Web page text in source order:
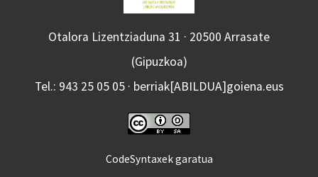
Otalora Lizentziaduna 31 · 20500 Arrasate
(Gipuzkoa)
Tel.: 943 25 05 05 · berriak[ABILDUA]goiena.eus
CodeSyntaxek garatua